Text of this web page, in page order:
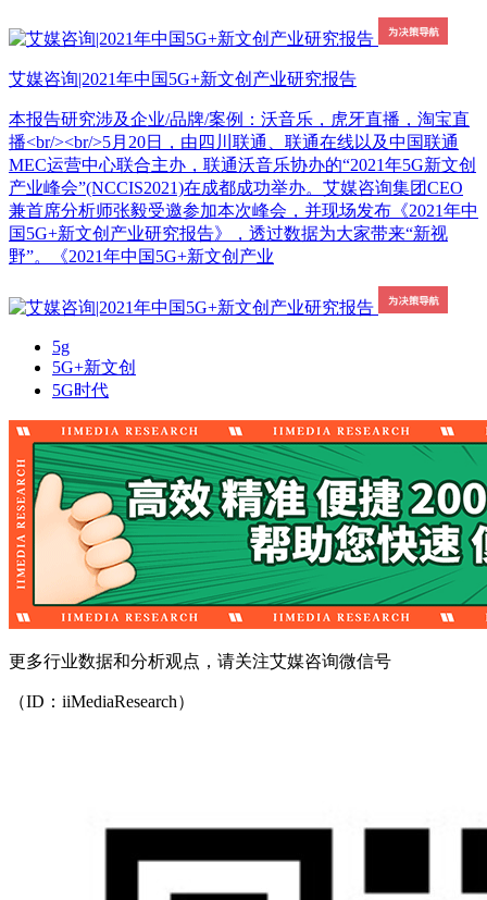
艾媒咨询|2021年中国5G+新文创产业研究报告
本报告研究涉及企业/品牌/案例：沃音乐，虎牙直播，淘宝直
播<br/><br/>5月20日，由四川联通、联通在线以及中国联通
MEC运营中心联合主办，联通沃音乐协办的“2021年5G新文创
产业峰会”(NCCIS2021)在成都成功举办。艾媒咨询集团CEO
兼首席分析师张毅受邀参加本次峰会，并现场发布《2021年中
国5G+新文创产业研究报告》，透过数据为大家带来“新视
野”。《2021年中国5G+新文创产业
5g
5G+新文创
5G时代
更多行业数据和分析观点，请关注艾媒咨询微信号
（ID：iiMediaResearch）